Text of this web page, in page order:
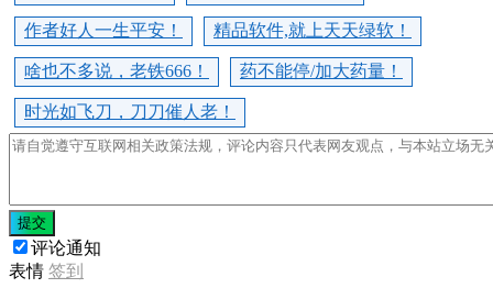
作者好人一生平安！ 精品软件,就上天天绿软！
啥也不多说，老铁666！ 药不能停/加大药量！
时光如飞刀，刀刀催人老！
提交
评论通知
表情 签到